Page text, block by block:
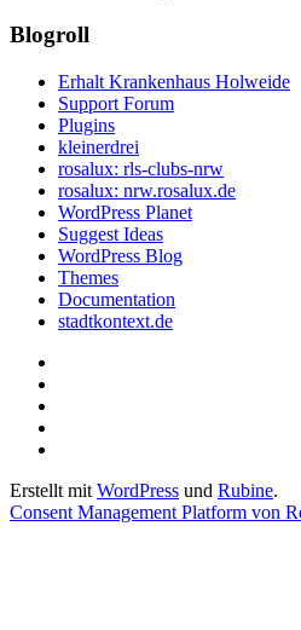
Blogroll
Erhalt Krankenhaus Holweide
Support Forum
Plugins
kleinerdrei
rosalux: rls-clubs-nrw
rosalux: nrw.rosalux.de
WordPress Planet
Suggest Ideas
WordPress Blog
Themes
Documentation
stadtkontext.de
Einstellungen
Erstellt mit WordPress und Rubine.
Consent Management Platform von